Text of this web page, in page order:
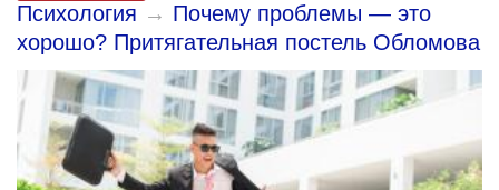
Психология → Почему проблемы — это
хорошо? Притягательная постель Обломова